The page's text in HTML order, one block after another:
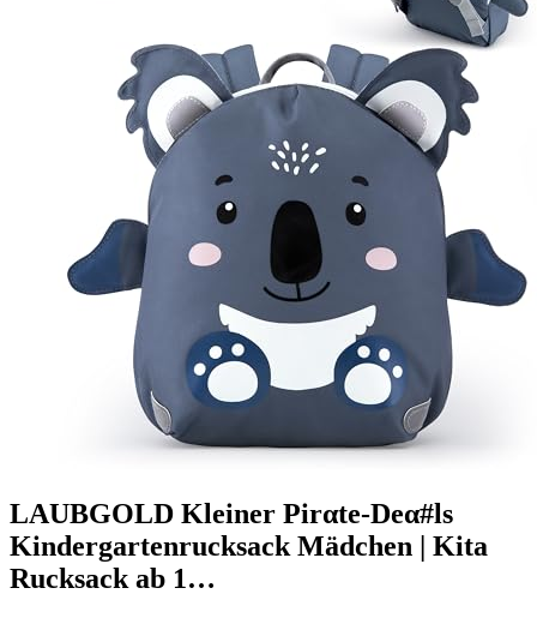
LAUBGOLD Kleiner Pirαtе-Dеα#ls
Kindergartenrucksack Mädchen | Kita
Rucksack ab 1…